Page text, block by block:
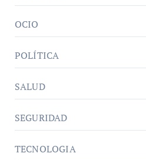
OCIO
POLÍTICA
SALUD
SEGURIDAD
TECNOLOGIA